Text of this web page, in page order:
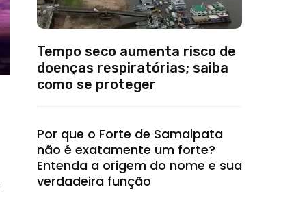
Tempo seco aumenta risco de
doenças respiratórias; saiba
como se proteger
Por que o Forte de Samaipata
não é exatamente um forte?
Entenda a origem do nome e sua
verdadeira função